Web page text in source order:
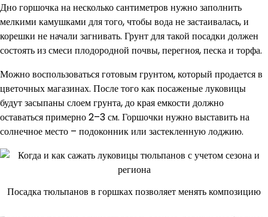
Дно горшочка на несколько сантиметров нужно заполнить
мелкими камушками для того, чтобы вода не застаивалась, и
корешки не начали загнивать. Грунт для такой посадки должен
состоять из смеси плодородной почвы, перегноя, песка и торфа.
Можно воспользоваться готовым грунтом, который продается в
цветочных магазинах. После того как посаженые луковицы
будут засыпаны слоем грунта, до края емкости должно
оставаться примерно 2–3 см. Горшочки нужно выставить на
солнечное место – подоконник или застекленную лоджию.
Посадка тюльпанов в горшках позволяет менять композицию